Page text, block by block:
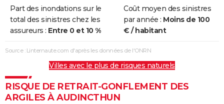
Part des inondations sur le
total des sinistres chez les
assureurs : Entre 0 et 10 %
Coût moyen des sinistres
par année : Moins de 100
€ / habitant
Source : Linternaute.com d'après les données de l'ONRN
Villes avec le plus de risques naturels
RISQUE DE RETRAIT-GONFLEMENT DES
ARGILES À AUDINCTHUN